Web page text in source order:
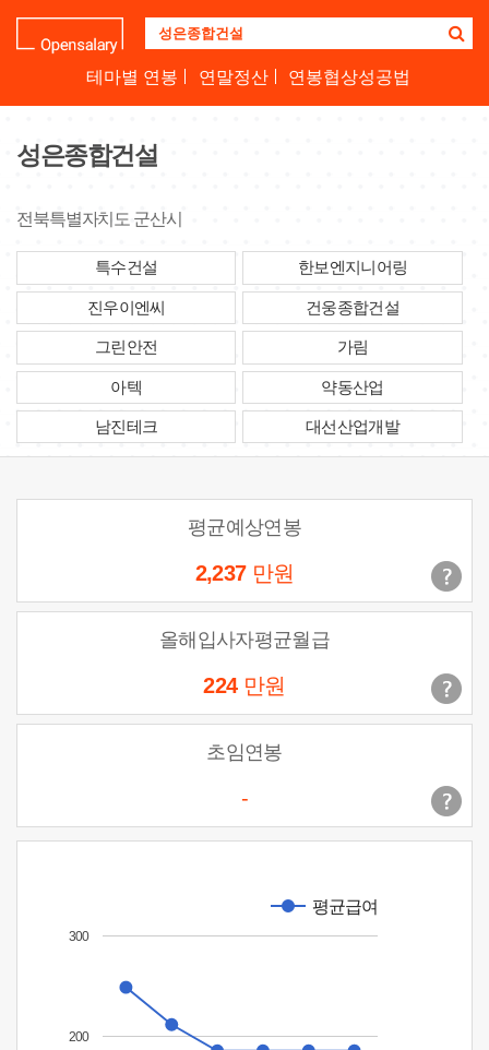
업
명
하
테마별 연봉 연말정산 연봉협상성공법
성은종합건설
전북특별자치도 군산시
특수건설 한보엔지니어링
진우이엔씨 건웅종합건설
그린안전 가림
아텍 약동산업
남진테크 대선산업개발
평균예상연봉
2,237 만원
올해입사자평균월급
224 만원
초임연봉
-
평균급여
200
300